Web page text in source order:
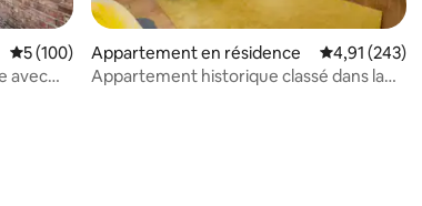
Évaluation moyenne sur la base de 100 commentaires
5 (100)
avec
Appartement en résidence Évaluation
4,91 (243)
Appartement historique classé dans la